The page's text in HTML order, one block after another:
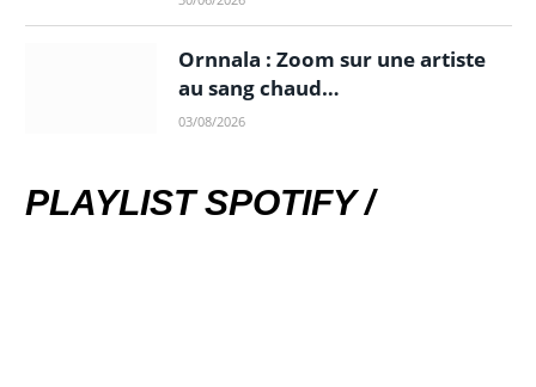
Ornnala : Zoom sur une artiste
au sang chaud…
03/08/2026
PLAYLIST SPOTIFY /